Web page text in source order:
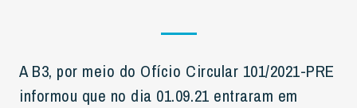
A B3, por meio do Ofício Circular 101/2021-PRE
informou que no dia 01.09.21 entraram em